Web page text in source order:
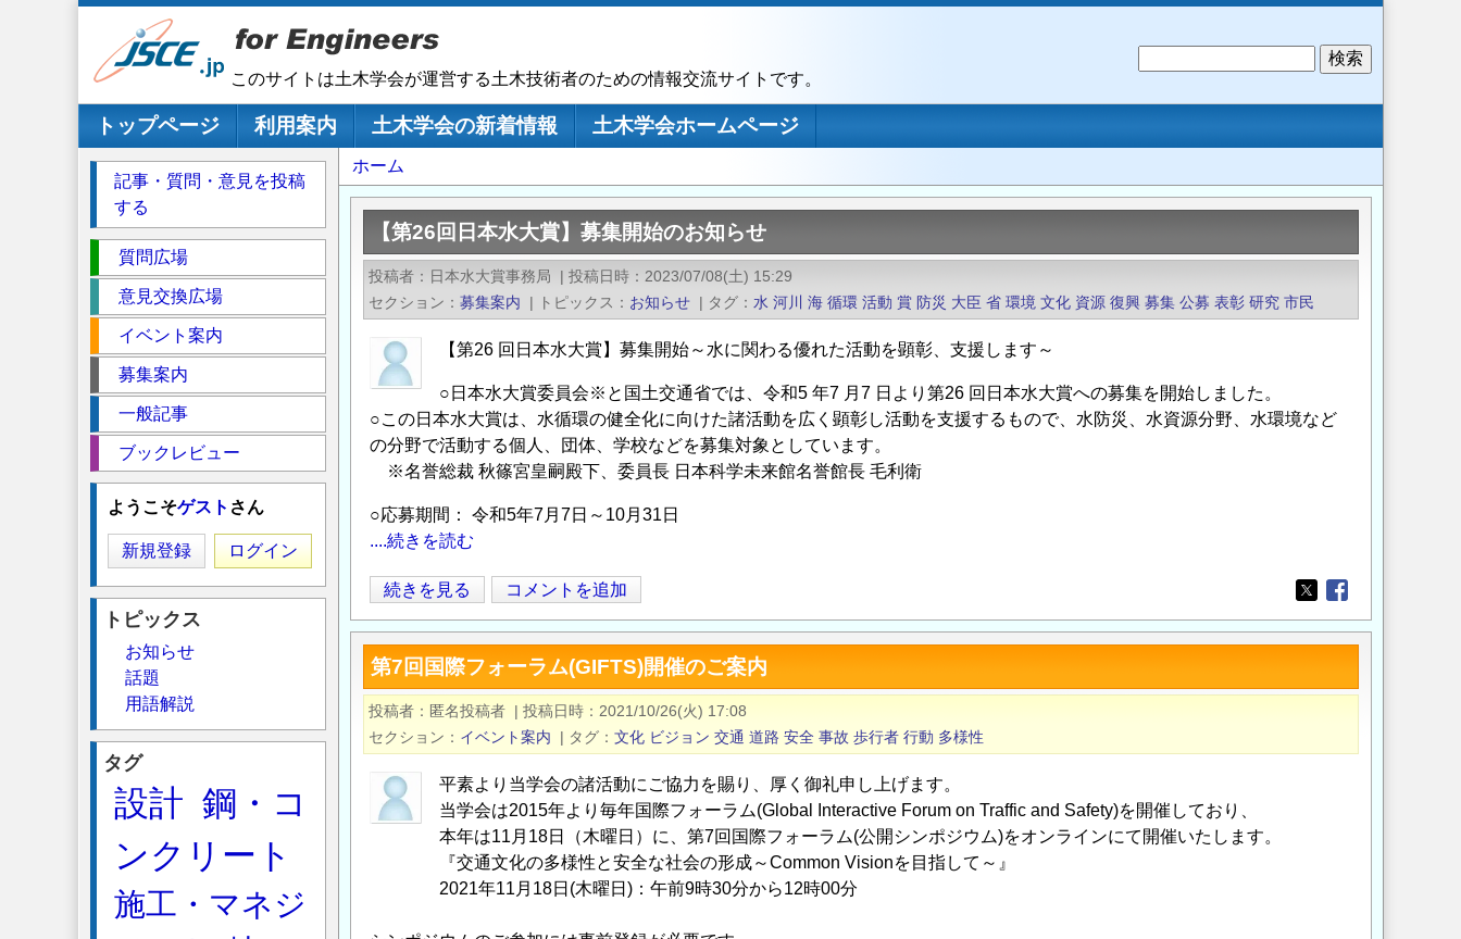
このサイトは土木学会が運営する土木技術者のための情報交流サイトです。
メインナビゲーション
トップページ 利用案内 土木学会の新着情報
土木学会ホームページ
パ
ン
ず
ホーム
【第26回日本水大賞】募集開始のお知らせ
投稿者 日本水大賞事務局 | 投稿日時
2023/07/08(土) 15:29
セクション
募集案内 | トピックス お知らせ | タグ 水 河川 海 循環 活動 賞 防災 大臣 省 環境 文化 資源 復興 募集 公募 表彰 研究 市民
【第26 回日本水大賞】募集開始～水に関わる優れた活動を顕彰、支援します～
○日本水大賞委員会※と国土交通省では、令和5 年7 月7 日より第26 回日本水大賞への募集を開始しました。
○この日本水大賞は、水循環の健全化に向けた諸活動を広く顕彰し活動を支援するもので、水防災、水資源分野、水環境など
の分野で活動する個人、団体、学校などを募集対象としています。
※名誉総裁 秋篠宮皇嗣殿下、委員長 日本科学未来館名誉館長 毛利衛
○応募期間： 令和5年7月7日～10月31日
....続きを読む
【第
26
回
日
本
大
賞】
募
続きを見る コメントを追加
Opens in a new
Opens in a new
第7回国際フォーラム(GIFTS)開催のご案内
投稿者 匿名投稿者 | 投稿日時
2021/10/26(火) 17:08
セクション
イベント案内 | タグ 文化 ビジョン 交通 道路 安全 事故 歩行者 行動 多様性
平素より当学会の諸活動にご協力を賜り、厚く御礼申し上げます。
当学会は2015年より毎年国際フォーラム(Global Interactive Forum on Traffic and Safety)を開催しており、
本年は11月18日（木曜日）に、第7回国際フォーラム(公開シンポジウム)をオンラインにて開催いたします。
『交通文化の多様性と安全な社会の形成～Common Visionを目指して～』
2021年11月18日(木曜日)：午前9時30分から12時00分
記事・質問・意見を投稿
する
ク
シ
質問広場
意見交換広場
イベント案内
募集案内
一般記事
ブックレビュー
ようこそゲスト さん
新規登録 ログイン
トピックス
お知らせ
話題
用語解説
タグ
設計 鋼・コ
ンクリート
施工・マネジ